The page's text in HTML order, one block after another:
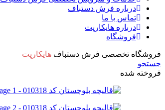
درباره فرش دستباف
تماس با ما
درباره هایکارپت
فروشگاه
فروشگاه تخصصی فرش دستباف هایکارپت
جستجو
فروخته شده